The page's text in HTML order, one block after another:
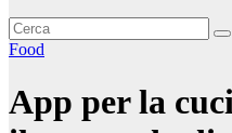
Food
App per la